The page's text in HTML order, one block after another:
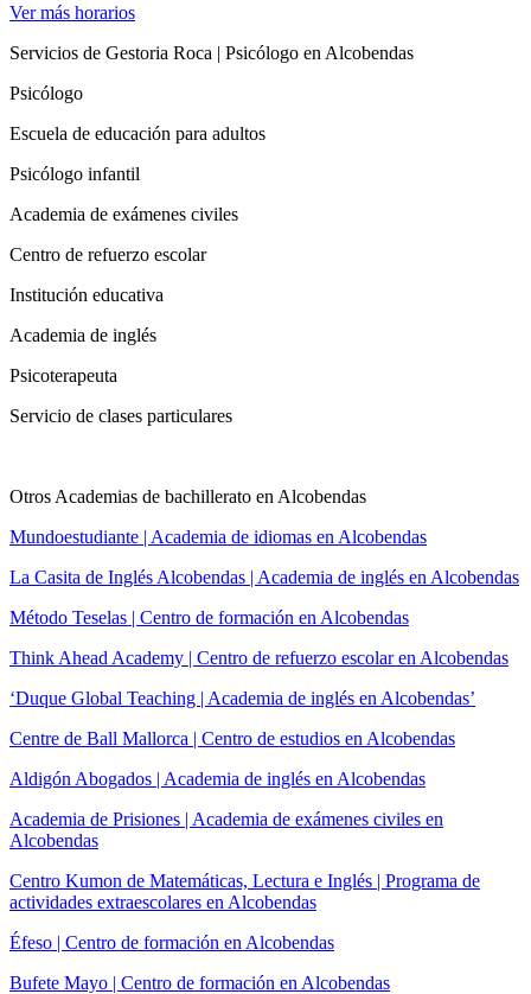
Ver más horarios
Servicios de Gestoria Roca | Psicólogo en Alcobendas
Psicólogo
Escuela de educación para adultos
Psicólogo infantil
Academia de exámenes civiles
Centro de refuerzo escolar
Institución educativa
Academia de inglés
Psicoterapeuta
Servicio de clases particulares
Otros Academias de bachillerato en Alcobendas
Mundoestudiante | Academia de idiomas en Alcobendas
La Casita de Inglés Alcobendas | Academia de inglés en Alcobendas
Método Teselas | Centro de formación en Alcobendas
Think Ahead Academy | Centro de refuerzo escolar en Alcobendas
‘Duque Global Teaching | Academia de inglés en Alcobendas’
Centre de Ball Mallorca | Centro de estudios en Alcobendas
Aldigón Abogados | Academia de inglés en Alcobendas
Academia de Prisiones | Academia de exámenes civiles en
Alcobendas
Centro Kumon de Matemáticas, Lectura e Inglés | Programa de
actividades extraescolares en Alcobendas
Éfeso | Centro de formación en Alcobendas
Bufete Mayo | Centro de formación en Alcobendas